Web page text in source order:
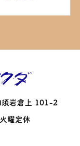
岩倉上 101-2
曜定休